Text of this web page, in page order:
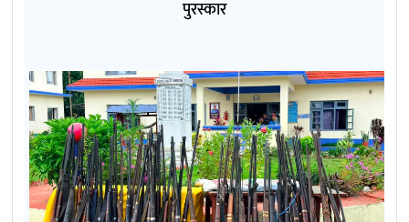
पुरस्कार